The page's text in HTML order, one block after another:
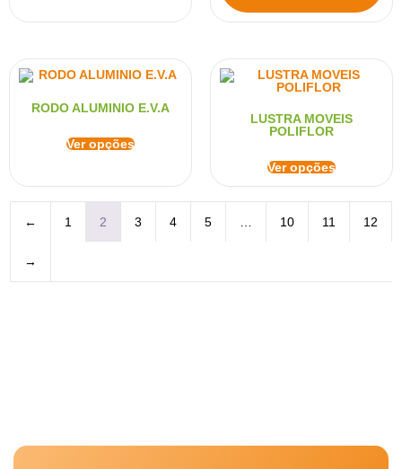
RODO ALUMINIO E.V.A
Ver opções
LUSTRA MOVEIS
POLIFLOR
Ver opções
← 1 2 3 4 5 … 10 11 12
→